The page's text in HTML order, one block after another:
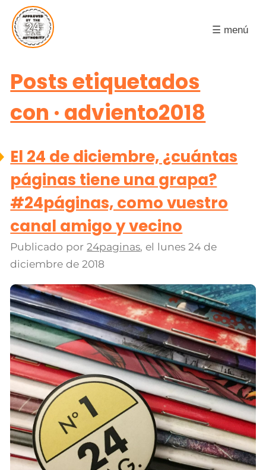
☰ menú
Posts etiquetados
con · adviento2018
El 24 de diciembre, ¿cuántas
páginas tiene una grapa?
#24páginas, como vuestro
canal amigo y vecino
Publicado por24paginas, el lunes 24 de
diciembre de 2018